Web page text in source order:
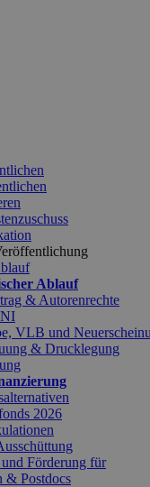
Ablauf
& Autorenrechte
VLB und
& Drucklegung
2026
Förderung für
& Postdocs